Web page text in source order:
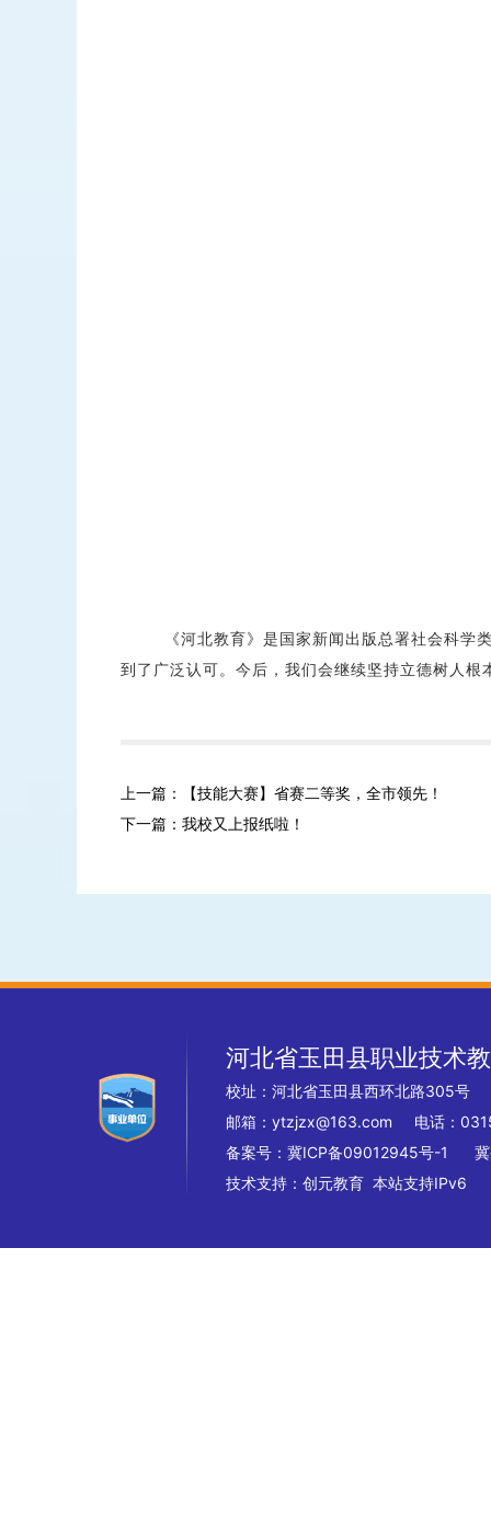
《河北教育》是国家新闻出版总署社会科学类
到了广泛认可。今后，我们会继续坚持立德树人
上一篇：【技能大赛】省赛二等奖，全市领先！
下一篇：我校又上报纸啦！
河北省玉田县职业技术
校址：河北省玉田县西环北路305号
邮箱：ytzjzx@163.com 电话：
备案号： 冀ICP备09012945号-1
技术支持： 创元教育 本站支持IPv6